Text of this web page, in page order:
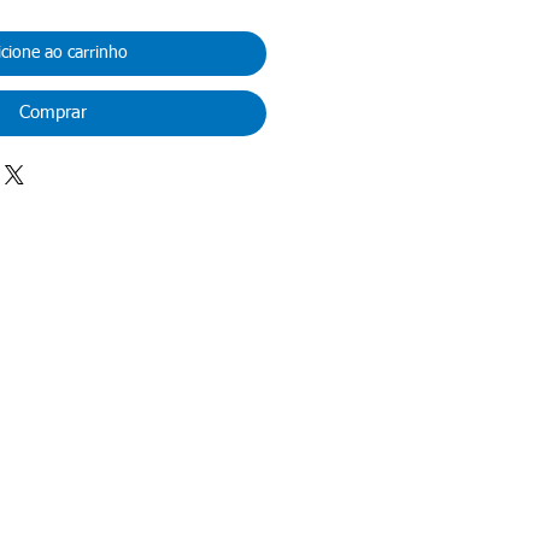
ao carrinho
Comprar